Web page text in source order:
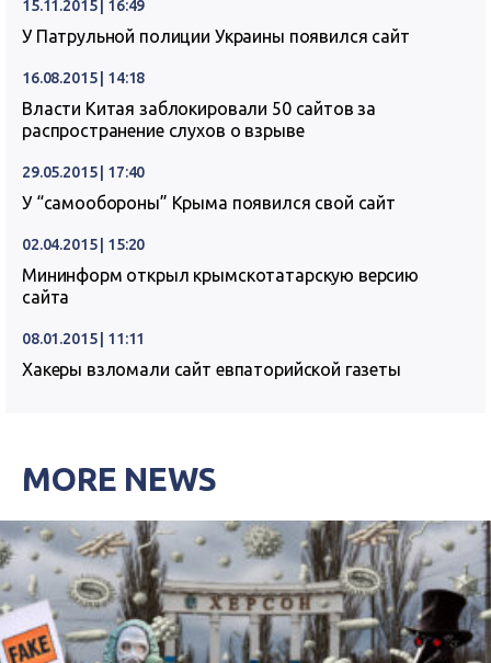
15.11.2015 | 16:49
У Патрульной полиции Украины появился сайт
16.08.2015 | 14:18
Власти Китая заблокировали 50 сайтов за
распространение слухов о взрыве
29.05.2015 | 17:40
У “самообороны” Крыма появился свой сайт
02.04.2015 | 15:20
Мининформ открыл крымскотатарскую версию
сайта
08.01.2015 | 11:11
Хакеры взломали сайт евпаторийской газеты
MORE NEWS